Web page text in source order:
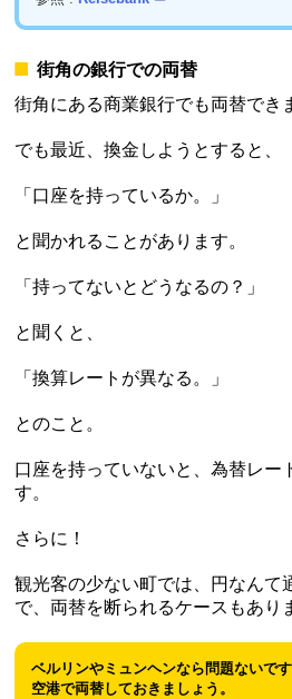
街角の銀行での両替
街角にある商業銀行でも両替でき
でも最近、換金しようとすると、
「口座を持っているか。」
と聞かれることがあります。
「持ってないとどうなるの？」
と聞くと、
「換算レートが異なる。」
とのこと。
口座を持っていないと、為替レー
す。
さらに！
観光客の少ない町では、円なんて
で、両替を断られるケースもあり
ベルリンやミュンヘンなら問題ないで
空港で両替しておきましょう。